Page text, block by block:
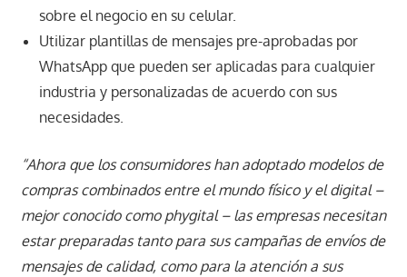
sobre el negocio en su celular.
Utilizar plantillas de mensajes pre-aprobadas por
WhatsApp que pueden ser aplicadas para cualquier
industria y personalizadas de acuerdo con sus
necesidades.
“Ahora que los consumidores han adoptado modelos de
compras combinados entre el mundo físico y el digital –
mejor conocido como phygital – las empresas necesitan
estar preparadas tanto para sus campañas de envíos de
mensajes de calidad, como para la atención a sus